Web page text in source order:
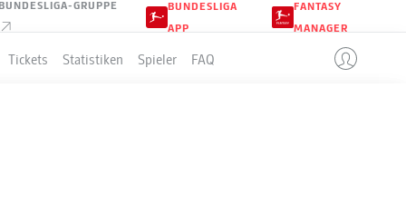
BUNDESLIGA-GRUPPE
BUNDESLIGA
APP
FANTASY
MANAGER
Tickets Statistiken Spieler FAQ